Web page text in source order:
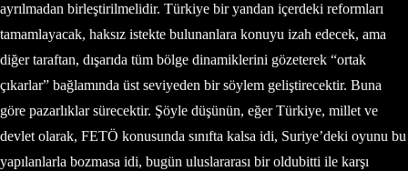
ayrılmadan birleştirilmelidir. Türkiye bir yandan içerdeki reformları
tamamlayacak, haksız istekte bulunanlara konuyu izah edecek, ama
diğer taraftan, dışarıda tüm bölge dinamiklerini gözeterek “ortak
çıkarlar” bağlamında üst seviyeden bir söylem geliştirecektir. Buna
göre pazarlıklar sürecektir. Şöyle düşünün, eğer Türkiye, millet ve
devlet olarak, FETÖ konusunda sınıfta kalsa idi, Suriye’deki oyunu bu
yapılanlarla bozmasa idi, bugün uluslararası bir oldubitti ile karşı